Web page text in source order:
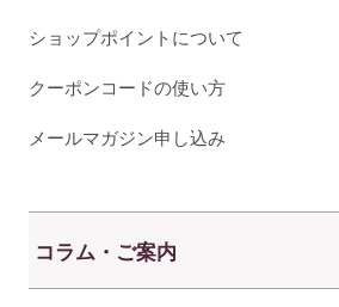
ショップポイントについて
クーポンコードの使い方
メールマガジン申し込み
コラム・ご案内